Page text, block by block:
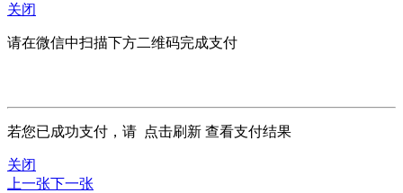
关闭
请在微信中扫描下方二维码完成支付
若您已成功支付，请 点击刷新 查看支付结果
关闭
上一张下一张